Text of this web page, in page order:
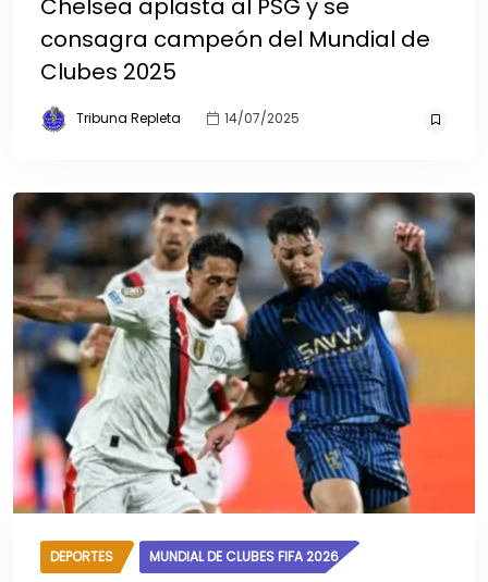
Chelsea aplasta al PSG y se
consagra campeón del Mundial de
Clubes 2025
Tribuna Repleta 14/07/2025
DEPORTES MUNDIAL DE CLUBES FIFA 2026